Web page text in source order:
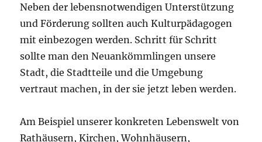
Neben der lebensnotwendigen Unterstützung
und Förderung sollten auch Kulturpädagogen
mit einbezogen werden. Schritt für Schritt
sollte man den Neuankömmlingen unsere
Stadt, die Stadtteile und die Umgebung
vertraut machen, in der sie jetzt leben werden.
Am Beispiel unserer konkreten Lebenswelt von
Rathäusern, Kirchen, Wohnhäusern,